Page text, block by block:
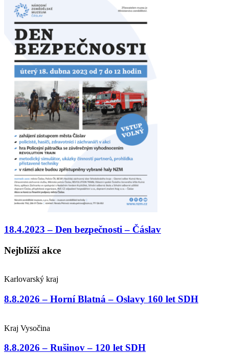
18.4.2023 – Den bezpečnosti – Čáslav
Nejbližší akce
Karlovarský kraj
8.8.2026 – Horní Blatná – Oslavy 160 let SDH
Kraj Vysočina
8.8.2026 – Rušinov – 120 let SDH